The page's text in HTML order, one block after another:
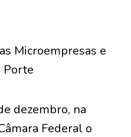
Microempresas e
Porte
dezembro, na
Federal o